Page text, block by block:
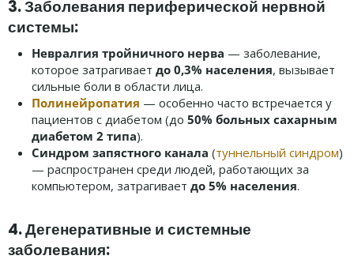
3. Заболевания периферической нервной
системы:
Невралгия тройничного нерва — заболевание,
которое затрагивает до 0,3% населения, вызывает
сильные боли в области лица.
Полинейропатия — особенно часто встречается у
пациентов с диабетом (до 50% больных сахарным
диабетом 2 типа).
Синдром запястного канала (туннельный синдром)
— распространен среди людей, работающих за
компьютером, затрагивает до 5% населения.
4. Дегенеративные и системные
заболевания: